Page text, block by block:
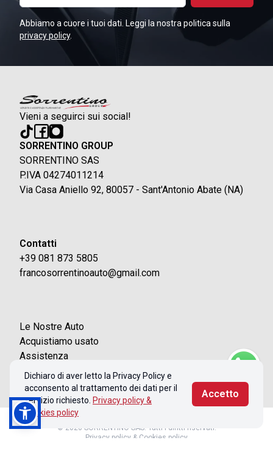
Abbiamo a cuore i tuoi dati. Leggi la nostra politica sulla
privacy policy.
Vieni a seguirci sui social!
SORRENTINO GROUP
SORRENTINO SAS
P.IVA 04274011214
Via Casa Aniello 92, 80057 - Sant'Antonio Abate (NA)
Contatti
+39 081 873 5805
francosorrentinoauto@gmail.com
Le Nostre Auto
Acquistiamo usato
Assistenza
Contatti
Dichiaro di aver letto la Privacy Policy e
acconsento al trattamento dei dati per il
servizio richiesto. Privacy policy &
Cookies policy
Accetto
© 2026 SORRENTINO SAS. Tutti i diritti riservati.
Privacy policy & Cookies policy